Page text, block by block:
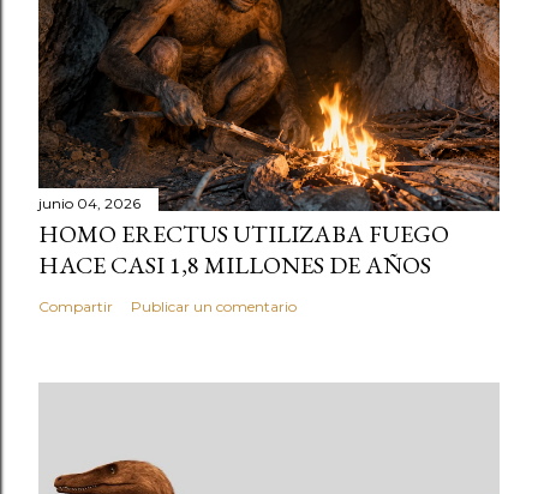
junio 04, 2026
HOMO ERECTUS UTILIZABA FUEGO
HACE CASI 1,8 MILLONES DE AÑOS
Compartir Publicar un comentario